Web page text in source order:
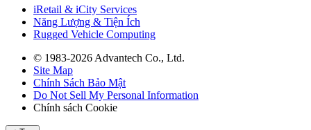
iRetail & iCity Services
Năng Lượng & Tiện Ích
Rugged Vehicle Computing
© 1983-2026 Advantech Co., Ltd.
Site Map
Chính Sách Bảo Mật
Do Not Sell My Personal Information
Chính sách Cookie